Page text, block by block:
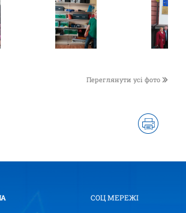
Переглянути усі фото
СОЦ МЕРЕЖІ